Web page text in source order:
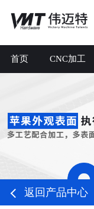
首页 CNC加工
返回产品中心